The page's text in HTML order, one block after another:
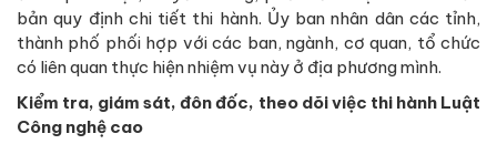
bản quy định chi tiết thi hành. Ủy ban nhân dân các tỉnh,
thành phố phối hợp với các ban, ngành, cơ quan, tổ chức
có liên quan thực hiện nhiệm vụ này ở địa phương mình.
Kiểm tra, giám sát, đôn đốc, theo dõi việc thi hành Luật
Công nghệ cao